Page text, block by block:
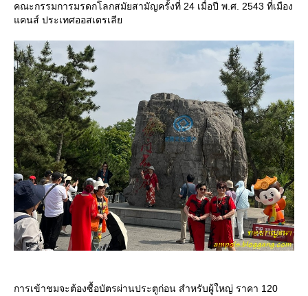
คณะกรรมการมรดกโลกสมัยสามัญครั้งที่ 24 เมื่อปี พ.ศ. 2543 ที่เมือง
คนส์ ประเทศออสเตรเลี
การเข้าชมจะต้องซื้อบัตรผ่านประตูก่อน สำหรับผู้ใหญ่ ราคา 120